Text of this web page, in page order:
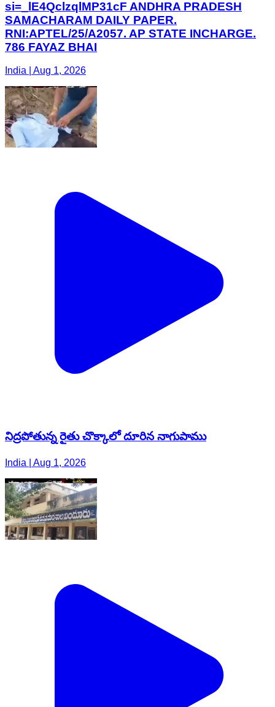
si=_lE4QclzqlMP31cF ANDHRA PRADESH
SAMACHARAM DAILY PAPER.
RNI:APTEL/25/A2057. AP STATE INCHARGE.
786 FAYAZ BHAI
India | Aug 1, 2026
నిద్రపోతున్న రైతు చొక్కాలో దూరిన నాగుపాము
India | Aug 1, 2026